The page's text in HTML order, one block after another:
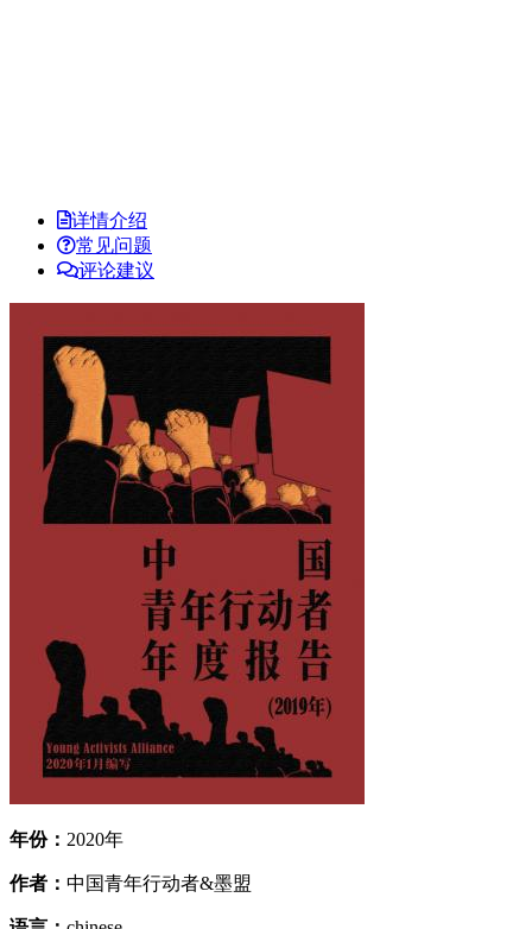
详情介绍
常见问题
评论建议
年份： 2020年
作者： 中国青年行动者&墨盟